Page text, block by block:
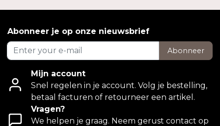
Abonneer je op onze nieuwsbrief
Abonneer
Mijn account
Snel regelen in je account. Volg je bestelling,
betaal facturen of retourneer een artikel.
Vragen?
We helpen je graag. Neem gerust contact op